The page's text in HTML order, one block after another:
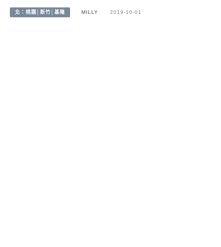
北：桃園│新竹│基隆 MILLY 2019-10-01